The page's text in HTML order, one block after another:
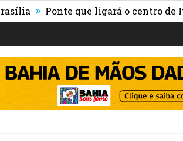
Ponte que ligará o centro de Itabuna